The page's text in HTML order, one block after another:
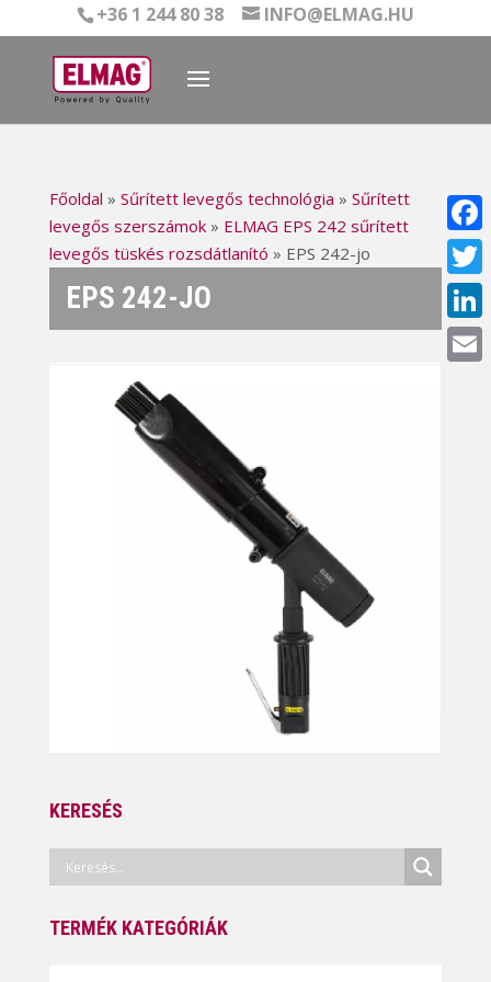
+36 1 244 80 38 INFO@ELMAG.HU
Főoldal » Sűrített levegős technológia » Sűrített
levegős szerszámok» ELMAG EPS 242 sűrített
levegős tüskés rozsdátlanító » EPS 242-jo
EPS 242-JO
KERESÉS
TERMÉK KATEGÓRIÁK